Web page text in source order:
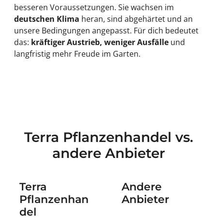
besseren Voraussetzungen. Sie wachsen im
deutschen Klima heran, sind abgehärtet und an
unsere Bedingungen angepasst. Für dich bedeutet
das: kräftiger Austrieb, weniger Ausfälle und
langfristig mehr Freude im Garten.
Terra Pflanzenhandel vs.
andere Anbieter
Terra
Pflanzenhan
del
Andere
Anbieter